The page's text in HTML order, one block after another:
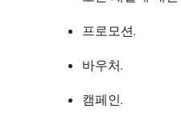
프로모션.
바우처.
캠페인.